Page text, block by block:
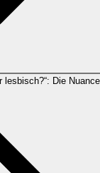
lesbisch?“: Die